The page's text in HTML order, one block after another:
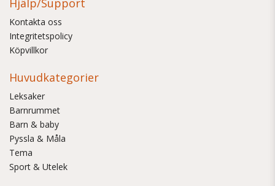
Hjälp/Support
Kontakta oss
Integritetspolicy
Köpvillkor
Huvudkategorier
Leksaker
Barnrummet
Barn & baby
Pyssla & Måla
Tema
Sport & Utelek